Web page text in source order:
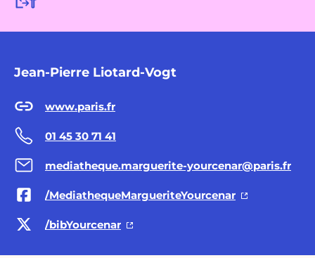
Jean-Pierre Liotard-Vogt
www.paris.fr
01 45 30 71 41
mediatheque.marguerite-yourcenar@paris.fr
/MediathequeMargueriteYourcenar
/bibYourcenar